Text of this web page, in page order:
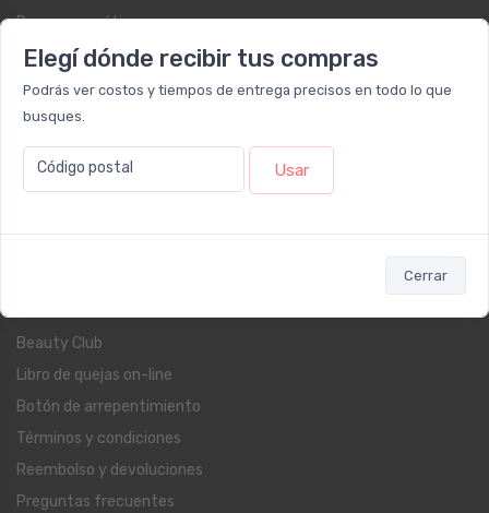
Elegí dónde recibir tus compras
Podrás ver costos y tiempos de entrega precisos en todo lo que
busques.
Código postal Usar
Cerrar
Dermocosmética
Protección Solar
Suplementos
Cuidado Personal
Fragancias
Farmacia
Beauty Club
Libro de quejas on-line
Botón de arrepentimiento
Términos y condiciones
Reembolso y devoluciones
Preguntas frecuentes